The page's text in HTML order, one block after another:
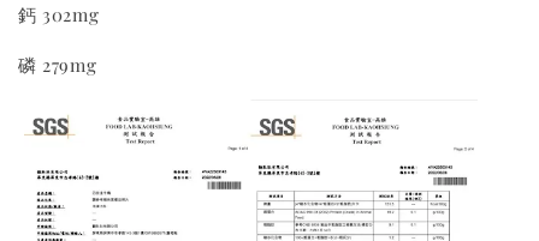
鈣 302mg
磷 279mg